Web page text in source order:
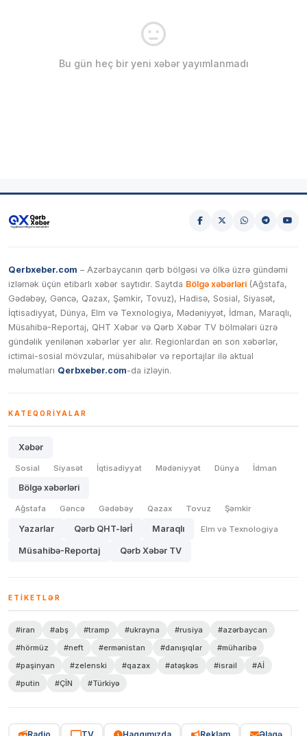
Bu gün heç bir yeni xəbər yayımlanmadı
Qerbxeber.com – Azərbaycanın qərb bölgəsi və ölkə üzrə gündəmi
izləmək üçün etibarlı xəbər saytıdır. Saytda Bölgə xəbərləri (Ağstafa,
Gədəbəy, Gəncə, Qazax, Şəmkir, Tovuz), Hadisə, Sosial, Siyasət,
İqtisadiyyat, Dünya, Elm və Texnologiya, Mədəniyyət, İdman, Maraqlı,
Müsahibə-Reportaj, QHT Xəbər və Qərb Xəbər TV bölmələri üzrə
gündəlik yenilənən xəbərlər yer alır. Regionlardan ən son xəbərlər,
ictimai-sosial mövzular, müsahibələr və reportajlar ilə aktual
məlumatları Qerbxeber.com-da izləyin.
KATEQORIYALAR
Xəbər
Sosial Siyasət İqtisadiyyat Mədəniyyət Dünya İdman
Bölgə xəbərləri
Ağstafa Gəncə Gədəbəy Qazax Tovuz Şəmkir
Yazarlar Qərb QHT-lərİ Maraqlı Elm və Texnologiya
Müsahibə-Reportaj Qərb Xəbər TV
ETIKETLƏR
#iran #abş #tramp #ukrayna #rusiya
#azərbaycan
#hörmüz
#neft #ermənistan #danışıqlar
#müharibə
#paşinyan
#zelenski #qazax #atəşkəs #israil
#Aİ
#putin
#ÇİN #Türkiyə